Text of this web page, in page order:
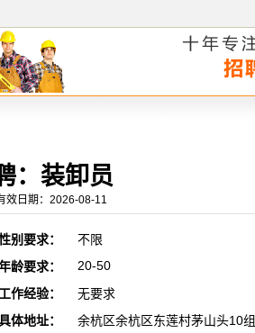
：装卸员
日期：2026-08-11
别要求：
不限
龄要求：
20-50
工作经验：
无要求
体地址： 余杭区余杭区东莲村茅山头10组